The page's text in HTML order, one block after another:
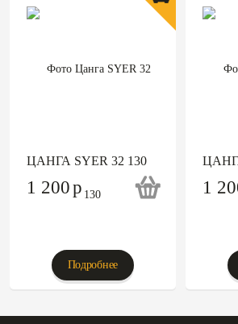
ЦАНГА SYER 32 130
1 200p
Подробнее
1